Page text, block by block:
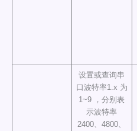
设置或查询串
口波特率1.x 为
1~9 ，分别表
示波特率
2400、4800、